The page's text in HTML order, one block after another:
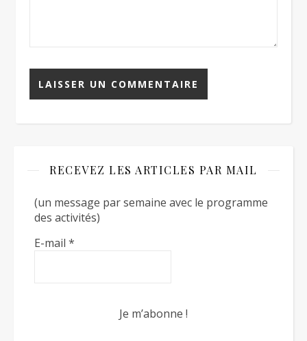
RECEVEZ LES ARTICLES PAR MAIL
(un message par semaine avec le programme
des activités)
E-mail *